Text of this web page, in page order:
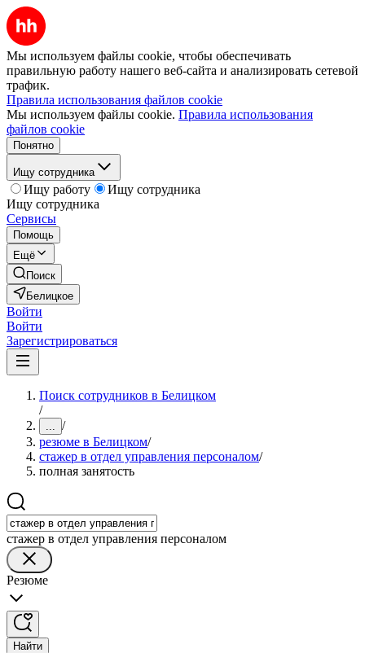
Мы используем файлы cookie, чтобы обеспечивать
правильную работу нашего веб-сайта и анализировать сетевой
трафик.
Правила использования файлов cookie
Мы используем файлы cookie. Правила использования
файлов cookie
Понятно
Ищу сотрудника
Ищу работу
Ищу сотрудника
Ищу сотрудника
Сервисы
Помощь
Ещё
Поиск
Белицкое
Войти
Войти
Зарегистрироваться
Поиск сотрудников в Белицком
/
... /
резюме в Белицком/
стажер в отдел управления персоналом/
полная занятость
стажер в отдел управления персоналом
Резюме
Найти